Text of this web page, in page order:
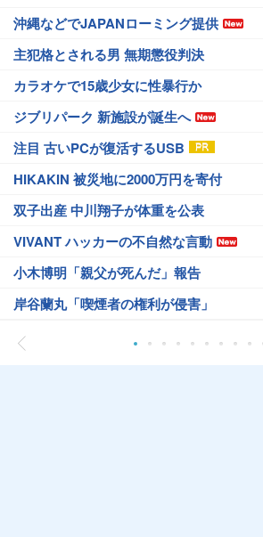
沖縄などでJAPANローミング提供
主犯格とされる男 無期懲役判決
カラオケで15歳少女に性暴行か
ジブリパーク 新施設が誕生へ
注目 古いPCが復活するUSB
HIKAKIN 被災地に2000万円を寄付
双子出産 中川翔子が体重を公表
VIVANT ハッカーの不自然な言動
小木博明「親父が死んだ」報告
岸谷蘭丸「喫煙者の権利が侵害」